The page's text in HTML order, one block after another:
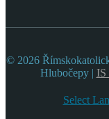
© 2026
Hlubočepy |
Select